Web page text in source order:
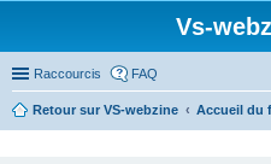
Vs-
Raccourcis FAQ
Retour sur VS-webzine Accueil du